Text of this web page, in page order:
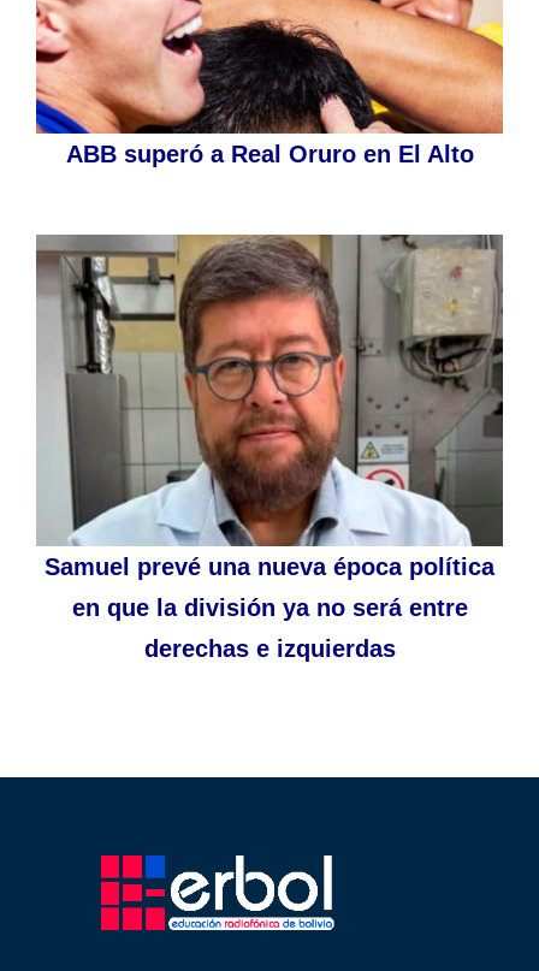
ABB superó a Real Oruro en El Alto
Samuel prevé una nueva época política
en que la división ya no será entre
derechas e izquierdas